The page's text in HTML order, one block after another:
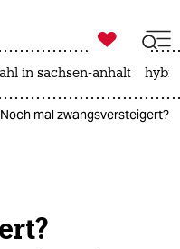

taz zahl ich
in sachsen-anhalt
mal zwangsversteigert?